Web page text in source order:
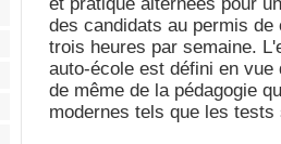
des candidats au permis
trois heures par semaine.
auto-école est défini en
de même de la pédagogie
modernes tels que les tests